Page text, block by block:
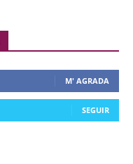
M' AGRADA
SEGUIR